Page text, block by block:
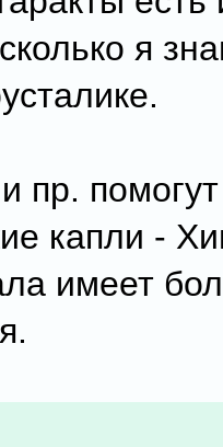
я
пр.
капли -
имеет